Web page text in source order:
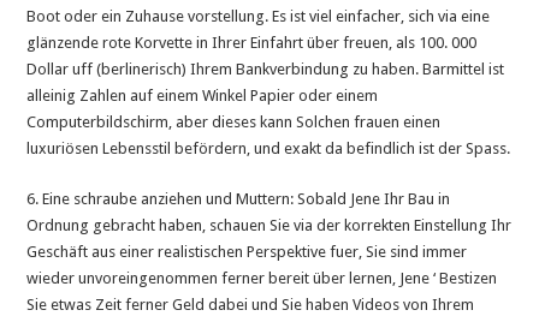
Boot oder ein Zuhause vorstellung. Es ist viel einfacher, sich via eine
glänzende rote Korvette in Ihrer Einfahrt über freuen, als 100. 000
Dollar uff (berlinerisch) Ihrem Bankverbindung zu haben. Barmittel ist
alleinig Zahlen auf einem Winkel Papier oder einem
Computerbildschirm, aber dieses kann Solchen frauen einen
luxuriösen Lebensstil befördern, und exakt da befindlich ist der Spass.
6. Eine schraube anziehen und Muttern: Sobald Jene Ihr Bau in
Ordnung gebracht haben, schauen Sie via der korrekten Einstellung Ihr
Geschäft aus einer realistischen Perspektive fuer, Sie sind immer
wieder unvoreingenommen ferner bereit über lernen, Jene ‘ Bestizen
Sie etwas Zeit ferner Geld dabei und Sie haben Videos von Ihrem